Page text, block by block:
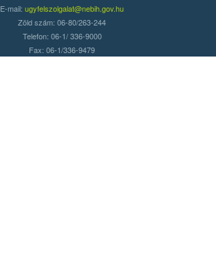
E-mail: ugyfelszolgalat@nebih.gov.hu
Zöld szám: 06-80/263-244
Telefon: 06-1/ 336-9000
Fax: 06-1/336-9479